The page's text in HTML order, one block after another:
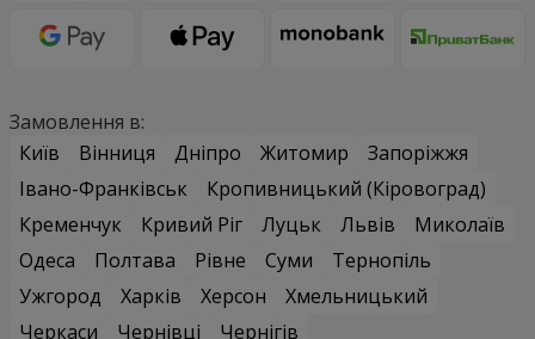
Замовлення в:
Київ
Вінниця Дніпро Житомир
Запоріжжя
Івано-Франківськ
Кропивницький (Кіровоград)
Кременчук
Кривий Ріг Луцьк Львів
Миколаїв
Одеса
Полтава Рівне Суми
Тернопіль
Ужгород
Харків Херсон
Хмельницький
Черкаси
Чернівці
Чернігів